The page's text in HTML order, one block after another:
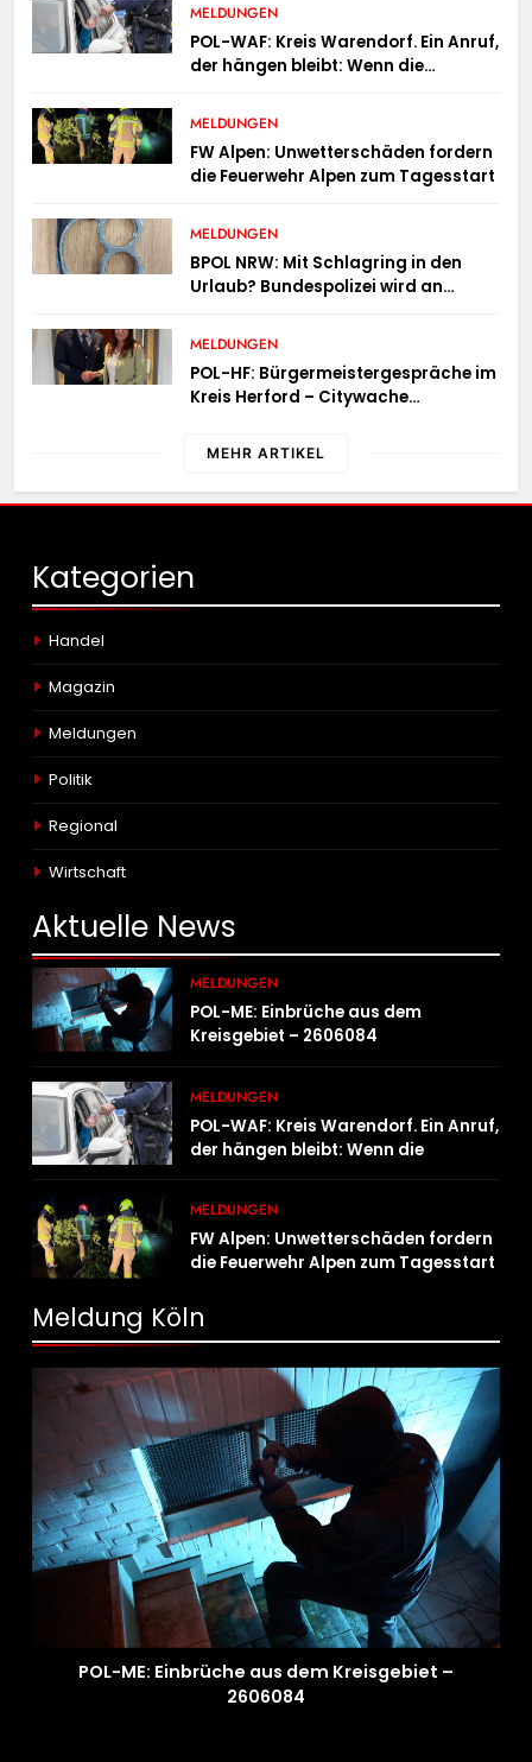
MELDUNGEN
POL-WAF: Kreis Warendorf. Ein Anruf,
der hängen bleibt: Wenn die
wieder einholt
MELDUNGEN
FW Alpen: Unwetterschäden fordern
die Feuerwehr Alpen zum Tagesstart
MELDUNGEN
BPOL NRW: Mit Schlagring in den
Urlaub? Bundespolizei wird an
MELDUNGEN
POL-HF: Bürgermeistergespräche im
Kreis Herford – Citywache
Zusammenarbeit in Herford
MEHR ARTIKEL
Kategorien
Handel
Magazin
Meldungen
Politik
Regional
Wirtschaft
Aktuelle News
MELDUNGEN
POL-ME: Einbrüche aus dem
Kreisgebiet – 2606084
MELDUNGEN
POL-WAF: Kreis Warendorf. Ein Anruf,
der hängen bleibt: Wenn die
MELDUNGEN
FW Alpen: Unwetterschäden fordern
die Feuerwehr Alpen zum Tagesstart
Meldung Köln
POL-ME: Einbrüche aus dem Kreisgebiet –
2606084